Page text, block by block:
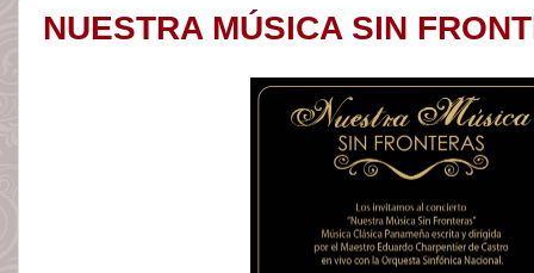
NUESTRA MÚSICA SIN